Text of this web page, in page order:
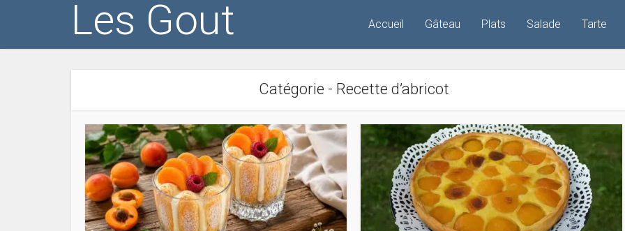
Les Gout Accueil Gâteau Plats Salade Tarte
Catégorie - Recette d’abricot